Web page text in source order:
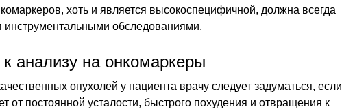
хоть и является высокоспецифичной, должна всегда
инструментальными обследованиями.
анализу на онкомаркеры
опухолей у пациента врачу следует задуматься, если
от постоянной усталости, быстрого похудения и отвращения к